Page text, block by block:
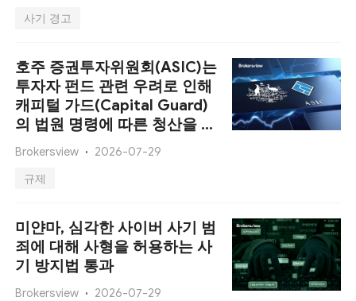
사기 경고
호주 증권투자위원회(ASIC)는
투자자 펀드 관련 우려로 인해
캐피털 가드(Capital Guard)
의 법원 명령에 따른 청산을 확
보했습니다.
Brokersview
2026-07-29
규제
미얀마, 심각한 사이버 사기 범
죄에 대해 사형을 허용하는 사
기 방지법 통과
Brokersview
2026-07-29